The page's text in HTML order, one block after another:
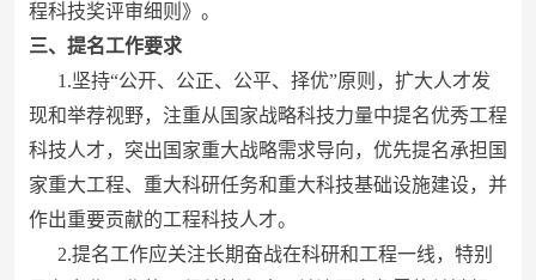
程科技奖评审细则》。
三、提名工作要求
1.坚持“公开、公正、公平、择优”原则，扩大人才发
现和举荐视野，注重从国家战略科技力量中提名优秀工程
科技人才，突出国家重大战略需求导向，优先提名承担国
家重大工程、重大科研任务和重大科技基础设施建设，并
作出重要贡献的工程科技人才。
2.提名工作应关注长期奋战在科研和工程一线，特别